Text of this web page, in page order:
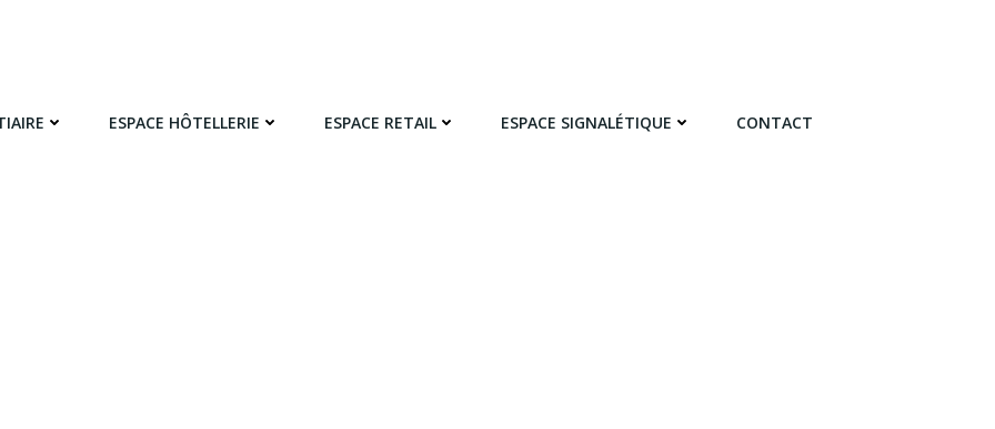
ESPACE HÔTELLERIE ESPACE RETAIL ESPACE SIGNALÉTIQUE CONTACT